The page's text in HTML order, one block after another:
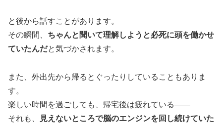
と後から話すことがあります。
その瞬間、 ちゃんと聞いて理解しようと必死に頭を働かせ
ていたんだと気づかされます。
また、外出先から帰るとぐったりしていることもありま
す。
楽しい時間を過ごしても、帰宅後は疲れている——
それも、
見えないところで脳のエンジンを回し続けていた